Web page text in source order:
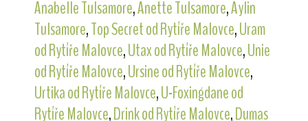
Anabelle Tulsamore,Anette Tulsamore,Aylin
Tulsamore,Top Secret od Rytíře Malovce,Uram
od Rytíře Malovce,Utax od Rytíře Malovce,Unie
od Rytíře Malovce,Ursine od Rytíře Malovce,
Urtika od Rytíře Malovce,U-Foxingdane od
Rytíře Malovce,Drink od Rytíře Malovce,Dumas